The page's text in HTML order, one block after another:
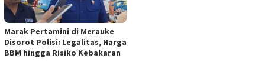
Marak Pertamini di Merauke
Disorot Polisi: Legalitas, Harga
BBM hingga Risiko Kebakaran